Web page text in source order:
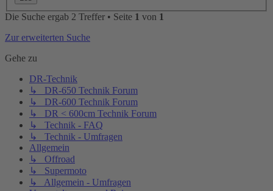
Die Suche ergab 2 Treffer • Seite 1 von 1
Zur erweiterten Suche
Gehe zu
DR-Technik
↳ DR-650 Technik Forum
↳ DR-600 Technik Forum
↳ DR < 600cm Technik Forum
↳ Technik - FAQ
↳ Technik - Umfragen
Allgemein
↳ Offroad
↳ Supermoto
↳ Allgemein - Umfragen